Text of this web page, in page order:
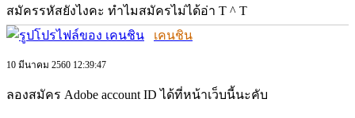
สมัครรหัสยังไงคะ ทำไมสมัครไม่ได้อ่า T ^ T
เคนชิน
10 มีนาคม 2560 12:39:47
ลองสมัคร Adobe account ID ได้ที่หน้าเว็บนี้นะคับ